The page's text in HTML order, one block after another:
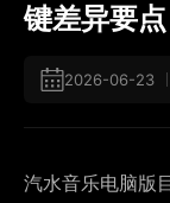
键差异要点
2026-06-23
汽水音乐电脑版